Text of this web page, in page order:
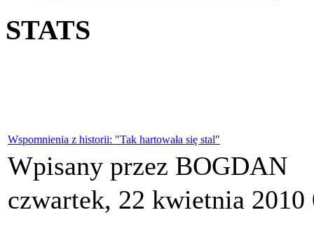
STATS
Wspomnienia z historii: "Tak hartowała się stal"
Wpisany przez BOGDAN
czwartek, 22 kwietnia 2010